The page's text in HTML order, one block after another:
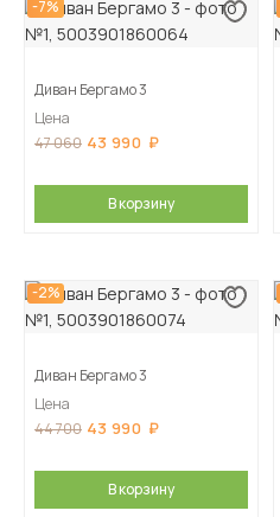
-7%
Диван Бергамо 3
Цена
47 060 43 990
В корзину
-2%
Диван Бергамо 3
Цена
44 700 43 990
В корзину